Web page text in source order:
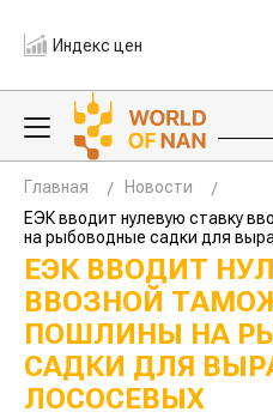
Индекс цен
Главная
Новости
ЕЭК вводит нулевую ставку
на рыбоводные садки для
ЕЭК ВВОДИТ
ВВОЗНОЙ
ПОШЛИНЫ НА
САДКИ ДЛЯ
ЛОСОСЕВЫХ